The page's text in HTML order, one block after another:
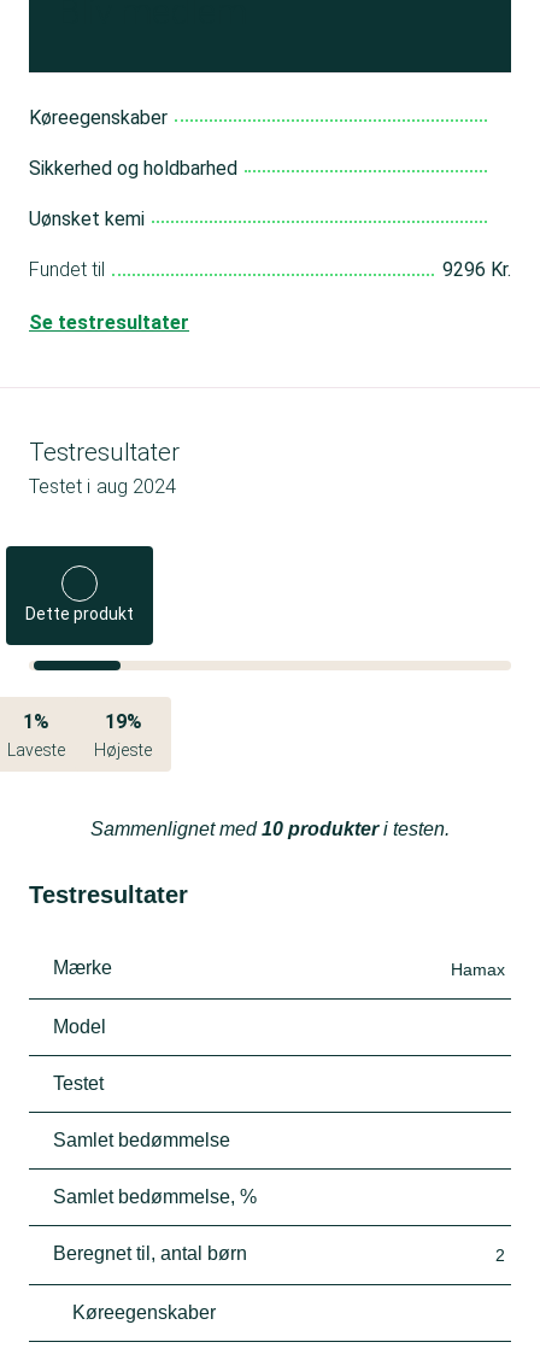
Køreegenskaber
Sikkerhed og holdbarhed
Uønsket kemi
Fundet til 9296 Kr.
Se testresultater
Testresultater
Testet i aug 2024
Dette produkt
1%
Laveste
19%
Højeste
Sammenlignet med10 produkteri testen.
Testresultater
Mærke Hamax
Model
Testet
Samlet bedømmelse
Samlet bedømmelse, %
Beregnet til, antal børn 2
Køreegenskaber